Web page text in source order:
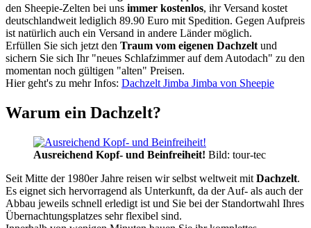
den Sheepie-Zelten bei uns immer kostenlos, ihr Versand kostet
deutschlandweit lediglich 89.90 Euro mit Spedition. Gegen Aufpreis
ist natürlich auch ein Versand in andere Länder möglich.
Erfüllen Sie sich jetzt den Traum vom eigenen Dachzelt und
sichern Sie sich Ihr "neues Schlafzimmer auf dem Autodach" zu den
momentan noch gültigen "alten" Preisen.
Hier geht's zu mehr Infos: Dachzelt Jimba Jimba von Sheepie
Warum ein Dachzelt?
Ausreichend Kopf- und Beinfreiheit! Bild: tour-tec
Seit Mitte der 1980er Jahre reisen wir selbst weltweit mit Dachzelt.
Es eignet sich hervorragend als Unterkunft, da der Auf- als auch der
Abbau jeweils schnell erledigt ist und Sie bei der Standortwahl Ihres
Übernachtungsplatzes sehr flexibel sind.